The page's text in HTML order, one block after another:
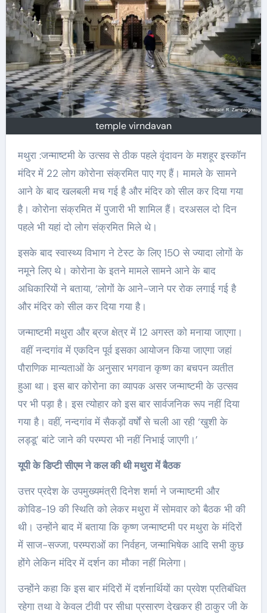
temple virndavan
मथुरा :जन्माष्टमी के उत्सव से ठीक पहले वृंदावन के मशहूर इस्कॉन
मंदिर में 22 लोग कोरोना संक्रमित पाए गए हैं। मामले के सामने
आने के बाद खलबली मच गई है और मंदिर को सील कर दिया गया
है। कोरोना संक्रमित में पुजारी भी शामिल हैं। दरअसल दो दिन
पहले भी यहां दो लोग संक्रमित मिले थे।
इसके बाद स्वास्थ्य विभाग ने टेस्ट के लिए 150 से ज्यादा लोगों के
नमूने लिए थे। कोरोना के इतने मामले सामने आने के बाद
अधिकारियों ने बताया, ‘लोगों के आने-जाने पर रोक लगाई गई है
और मंदिर को सील कर दिया गया है।
जन्माष्टमी मथुरा और ब्रज क्षेत्र में 12 अगस्त को मनाया जाएगा।
वहीं नन्दगांव में एकदिन पूर्व इसका आयोजन किया जाएगा जहां
पौराणिक मान्यताओं के अनुसार भगवान कृष्ण का बचपन व्यतीत
हुआ था। इस बार कोरोना का व्यापक असर जन्माष्टमी के उत्सव
पर भी पड़ा है। इस त्योहार को इस बार सार्वजनिक रूप नहीं दिया
गया है। वहीं, नन्दगांव में सैकड़ों वर्षों से चली आ रही ‘खुशी के
लड्डू’ बांटे जाने की परम्परा भी नहीं निभाई जाएगी।’
यूपी के डिप्टी सीएम ने कल की थी मथुरा में बैठक
उत्तर प्रदेश के उपमुख्यमंत्री दिनेश शर्मा ने जन्माष्टमी और
कोविड-19 की स्थिति को लेकर मथुरा में सोमवार को बैठक भी की
थी। उन्होंने बाद में बताया कि कृष्ण जन्माष्टमी पर मथुरा के मंदिरों
में साज-सज्जा, परम्पराओं का निर्वहन, जन्माभिषेक आदि सभी कुछ
होंगे लेकिन मंदिर में दर्शन का मौका नहीं मिलेगा।
उन्होंने कहा कि इस बार मंदिरों में दर्शनार्थियों का प्रवेश प्रतिबंधित
रहेगा तथा वे केवल टीवी पर सीधा प्रसारण देखकर ही ठाकुर जी के